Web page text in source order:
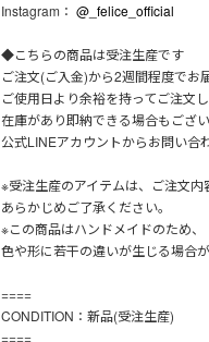
Instagram： @_felice_official
◆こちらの商品は受注生産です
ご注文(ご入金)から2週間程度でお
ご使用日より余裕を持ってご注文
在庫があり即納できる場合もござ
公式LINEアカウントからお問い合
※受注生産のアイテムは、ご注文内
あらかじめご了承ください。
※この商品はハンドメイドのため、
色や形に若干の違いが生じる場合が
====
CONDITION：新品(受注生産)
====